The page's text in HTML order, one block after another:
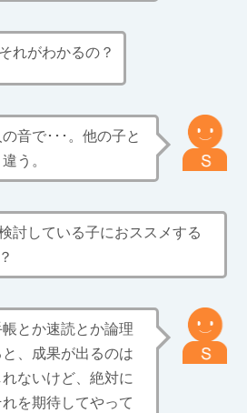
れがわかるの？
音で･･･。他の子と
う。
討している子におススメする
とか速読とか論理
、成果が出るのは
ないけど、絶対に
を期待してやって